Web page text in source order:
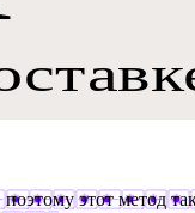
этот метод